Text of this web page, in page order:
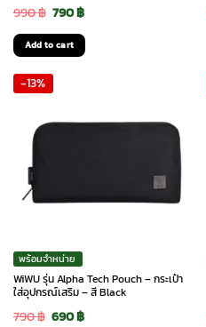
990฿ Original
price
was:
990 ฿.
790฿Current
price
is:
Add to cart
-13%
พร้อมจำหน่าย
WiWU รุ่น Alpha Tech Pouch – กระเป๋า
ใส่อุปกรณ์เสริม – สี Black
790฿ Original
690฿Current